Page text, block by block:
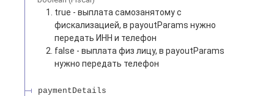
true - выплата самозанятому с
фискализацией, в payoutParams нужно
передать ИНН и телефон
false - выплата физ лицу, в payoutParams
нужно передать телефон
paymentDetails